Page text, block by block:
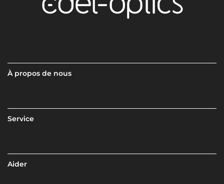
À propos de nous
Service
Aider